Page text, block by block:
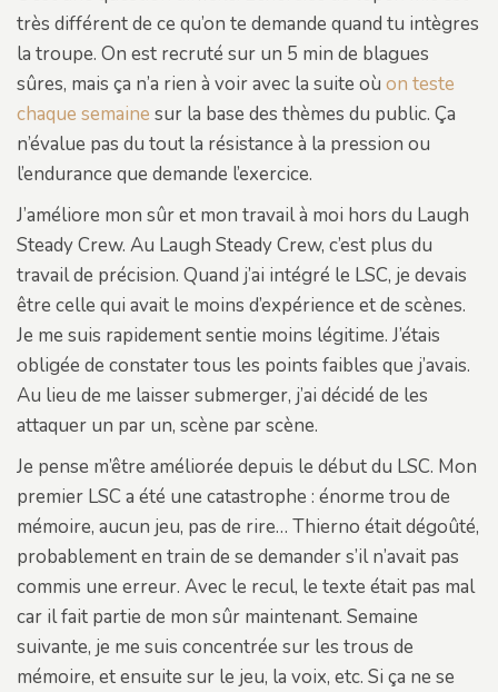
très différent de ce qu’on te demande quand tu intègres
la troupe. On est recruté sur un 5 min de blagues
sûres, mais ça n’a rien à voir avec la suite où on teste
chaque semaine sur la base des thèmes du public. Ça
n’évalue pas du tout la résistance à la pression ou
l’endurance que demande l’exercice.
J’améliore mon sûr et mon travail à moi hors du Laugh
Steady Crew. Au Laugh Steady Crew, c’est plus du
travail de précision. Quand j’ai intégré le LSC, je devais
être celle qui avait le moins d’expérience et de scènes.
Je me suis rapidement sentie moins légitime. J’étais
obligée de constater tous les points faibles que j’avais.
Au lieu de me laisser submerger, j’ai décidé de les
attaquer un par un, scène par scène.
Je pense m’être améliorée depuis le début du LSC. Mon
premier LSC a été une catastrophe : énorme trou de
mémoire, aucun jeu, pas de rire… Thierno était dégoûté,
probablement en train de se demander s’il n’avait pas
commis une erreur. Avec le recul, le texte était pas mal
car il fait partie de mon sûr maintenant. Semaine
suivante, je me suis concentrée sur les trous de
mémoire, et ensuite sur le jeu, la voix, etc. Si ça ne se